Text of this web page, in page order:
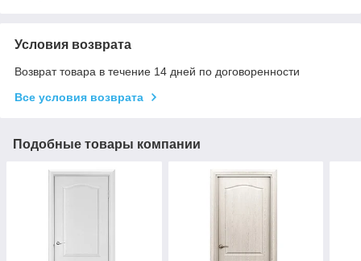
Условия возврата
Возврат товара в течение 14 дней по договоренности
Все условия возврата
Подобные товары компании